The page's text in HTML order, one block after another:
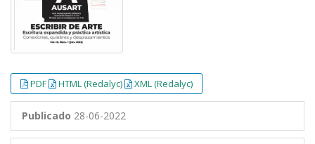
PDF HTML (Redalyc) XML (Redalyc)
Publicado 28-06-2022